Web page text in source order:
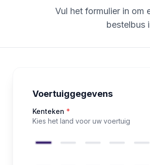
Vul het formulier in om
bestelbus
Voertuiggegevens
Kenteken *
Kies het land voor uw voertuig